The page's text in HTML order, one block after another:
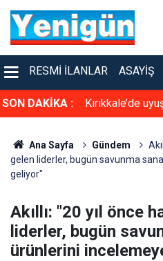
RESMI İLANLAR ASAYIŞ
SON DAKİKA :
sinema keyfi Kırıkkale’de
Ana Sayfa Gündem
gelen liderler, bugün savunma
geliyor"
Akıllı: "20 yıl önce
liderler, bugün
ürünlerini